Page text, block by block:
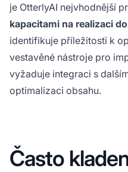
je OtterlyAI nejvhodnější
kapacitami na realizaci
identifikuje příležitosti k
vestavěné nástroje pro
vyžaduje integraci s
optimalizaci obsahu.
Často